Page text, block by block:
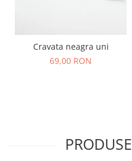
Cravata neagra uni
69,00 RON